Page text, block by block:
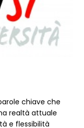
chiave che
realtà attuale
e flessibilità